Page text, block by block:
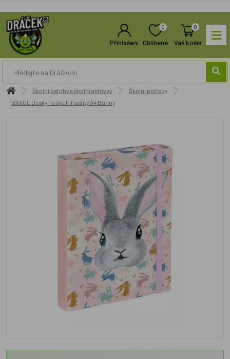
Přihlášení
0
Oblíbené
0
Váš košík
Školní batohy a školní aktovky
Školní potřeby
BAAGL Desky na školní sešity A4 Bunny